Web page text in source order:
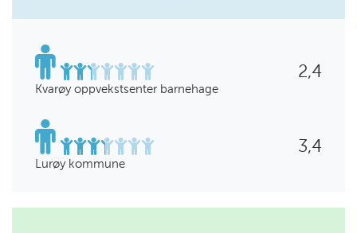
2,4
Kvarøy oppvekstsenter barnehage
3,4
Lurøy kommune